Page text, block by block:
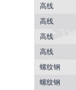
高线
高线
高线
高线
螺纹钢
螺纹钢